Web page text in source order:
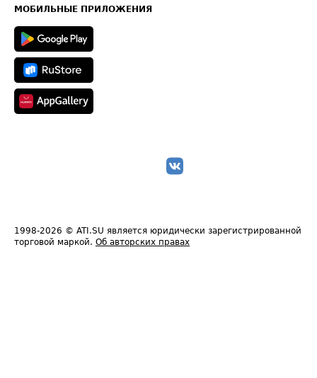
Техническая информация
МОБИЛЬНЫЕ ПРИЛОЖЕНИЯ
1998-2026 © ATI.SU является юридически зарегистрированной
торговой маркой. Об авторских правах